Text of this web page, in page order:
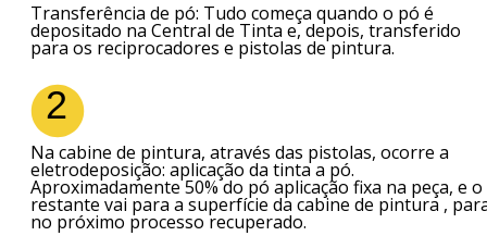
Transferência de pó: Tudo começa quando o pó é
depositado na Central de Tinta e, depois, transferido
para os reciprocadores e pistolas de pintura.
2
Na cabine de pintura, através das pistolas, ocorre a
eletrodeposição: aplicação da tinta a pó.
Aproximadamente 50% do pó aplicação fixa na peça, e o
restante vai para a superfície da cabine de pintura ,
no próximo processo recuperado.